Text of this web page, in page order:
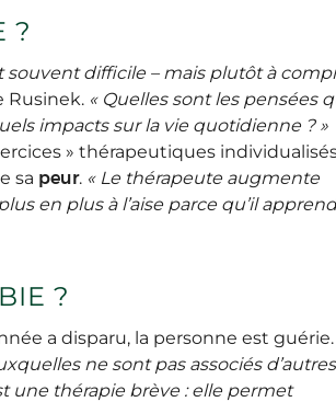
?
souvent difficile – mais plutôt à
Rusinek. « Quelles sont les pensées
impacts sur la vie quotidienne ? »
» thérapeutiques
sa peur. « Le thérapeute augmente
en plus à l’aise parce qu’il
?
a disparu, la personne est guérie.
ne sont pas associés d’autres
une thérapie brève : elle permet